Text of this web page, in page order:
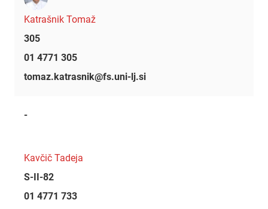
Katrašnik Tomaž
305
01 4771 305
tomaz.katrasnik@fs.uni-lj.si
-
Kavčič Tadeja
S-II-82
01 4771 733